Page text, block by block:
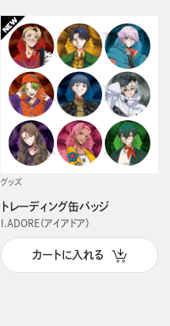
グッズ
トレーディング缶バッジ
I.ADORE（アイアドア）
カートに入れる